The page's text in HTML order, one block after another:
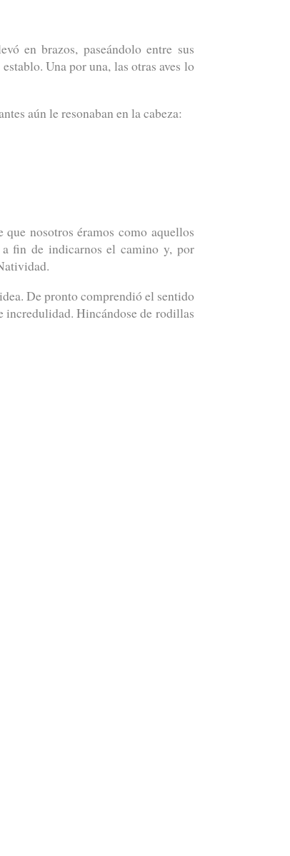
en brazos, paseándolo entre sus
Una por una, las otras aves lo
aún le resonaban en la cabeza:
nosotros éramos como aquellos
fin de indicarnos el camino y, por
De pronto comprendió el sentido
incredulidad. Hincándose de rodillas